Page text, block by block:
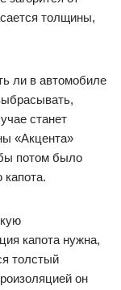
толщины,
ли в автомобиле
станет
«Акцента»
потом было
капота нужна,
толстый
он